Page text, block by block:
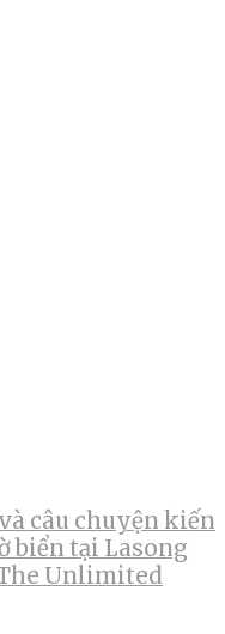
câu chuyện kiến
biển tại Lasong
Unlimited